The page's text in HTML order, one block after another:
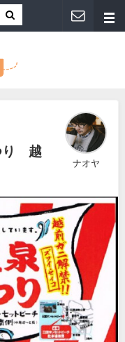
り 越
ナオヤ